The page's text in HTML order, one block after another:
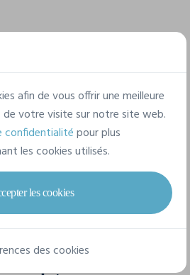
8/10 ans
afin de vous offrir une meilleure
de votre visite sur notre site web.
confidentialitépour plus
les cookies utilisés.
les cookies
des cookies